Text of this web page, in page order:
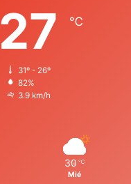
27 ℃
31º - 26º
82%
3.9 km/h
30 ℃
Mié